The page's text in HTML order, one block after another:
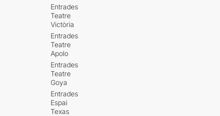
Entrades
Teatre
Victòria
Entrades
Teatre
Apolo
Entrades
Teatre
Goya
Entrades
Espai
Texas